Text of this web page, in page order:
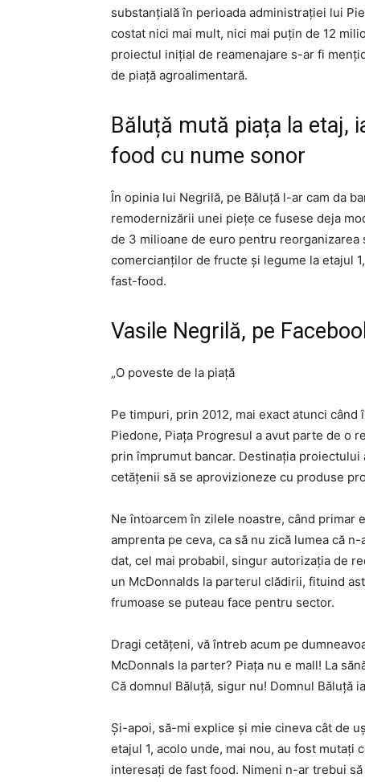
substanțială în perioada administrației lui
costat nici mai mult, nici mai puțin de 12
proiectul inițial de reamenajare s-ar fi
de piață agroalimentară.
Băluță mută piața la etaj,
food cu nume sonor
În opinia lui Negrilă, pe Băluță l-ar cam da
remodernizării unei piețe ce fusese deja
de 3 milioane de euro pentru
comercianților de fructe și legume la etajul
fast-food.
Vasile Negrilă, pe
„O poveste de la piață
Pe timpuri, prin 2012, mai exact atunci
Piedone, Piața Progresul a avut parte de o
prin împrumut bancar. Destinația
cetățenii să se aprovizioneze cu produse
Ne întoarcem în zilele noastre, când primar
amprenta pe ceva, ca să nu zică lumea că
dat, cel mai probabil, singur autorizația de
un McDonnalds la parterul clădirii, fituind
frumoase se puteau face pentru sector.
Dragi cetățeni, vă întreb acum pe
McDonnals la parter? Piața nu e mall! La
Că domnul Băluță, sigur nu! Domnul Băluță
Și-apoi, să-mi explice și mie cineva cât de
etajul 1, acolo unde, mai nou, au fost
interesați de fast food. Nimeni n-ar trebui